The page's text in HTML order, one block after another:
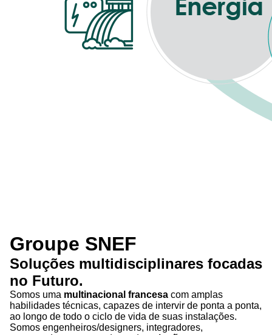
Groupe SNEF
Soluções multidisciplinares focadas
no Futuro.
Somos uma multinacional francesa com amplas
habilidades técnicas, capazes de intervir de ponta a ponta,
ao longo de todo o ciclo de vida de suas instalações.
Somos engenheiros/designers, integradores,